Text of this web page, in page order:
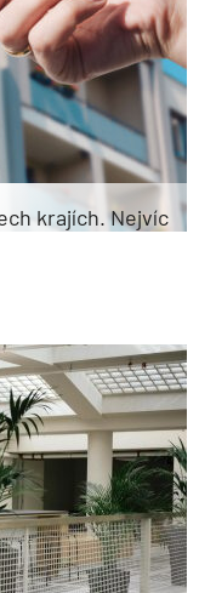
krajích. Nejvíc